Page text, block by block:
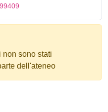
non sono stati
dell'ateneo